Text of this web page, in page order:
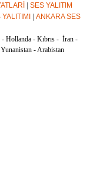
SES YALITIM
ANKARA SES
Hollanda - Kıbrıs - İran -
- Arabistan